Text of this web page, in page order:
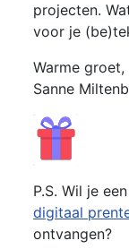
projecten.
voor je
Warme groet,
Sanne
P.S. Wil je
digitaal
ontvangen?